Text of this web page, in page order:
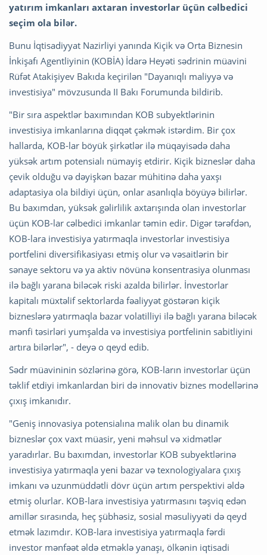
yatırım imkanları axtaran investorlar üçün cəlbedici
seçim ola bilər.
Bunu İqtisadiyyat Nazirliyi yanında Kiçik və Orta Biznesin
İnkişafı Agentliyinin (KOBİA) İdarə Heyəti sədrinin müavini
Rüfət Atakişiyev Bakıda keçirilən "Dayanıqlı maliyyə və
investisiya" mövzusunda II Bakı Forumunda bildirib.
"Bir sıra aspektlər baxımından KOB subyektlərinin
investisiya imkanlarına diqqət çəkmək istərdim. Bir çox
hallarda, KOB-lar böyük şirkətlər ilə müqayisədə daha
yüksək artım potensialı nümayiş etdirir. Kiçik bizneslər daha
çevik olduğu və dəyişkən bazar mühitinə daha yaxşı
adaptasiya ola bildiyi üçün, onlar asanlıqla böyüyə bilirlər.
Bu baxımdan, yüksək gəlirlilik axtarışında olan investorlar
üçün KOB-lar cəlbedici imkanlar təmin edir. Digər tərəfdən,
KOB-lara investisiya yatırmaqla investorlar investisiya
portfelini diversifikasiyası etmiş olur və vəsaitlərin bir
sənaye sektoru və ya aktiv növünə konsentrasiya olunması
ilə bağlı yarana biləcək riski azalda bilirlər. İnvestorlar
kapitalı müxtəlif sektorlarda fəaliyyət göstərən kiçik
bizneslərə yatırmaqla bazar volatilliyi ilə bağlı yarana biləcək
mənfi təsirləri yumşalda və investisiya portfelinin sabitliyini
artıra bilərlər", - deyə o qeyd edib.
Sədr müavininin sözlərinə görə, KOB-ların investorlar üçün
təklif etdiyi imkanlardan biri də innovativ biznes modellərinə
çıxış imkanıdır.
"Geniş innovasiya potensialına malik olan bu dinamik
bizneslər çox vaxt müasir, yeni məhsul və xidmətlər
yaradırlar. Bu baxımdan, investorlar KOB subyektlərinə
investisiya yatırmaqla yeni bazar və texnologiyalara çıxış
imkanı və uzunmüddətli dövr üçün artım perspektivi əldə
etmiş olurlar. KOB-lara investisiya yatırmasını təşviq edən
amillər sırasında, heç şübhəsiz, sosial məsuliyyəti də qeyd
etmək lazımdır. KOB-lara investisiya yatırmaqla fərdi
investor mənfəət əldə etməklə yanaşı, ölkənin iqtisadi